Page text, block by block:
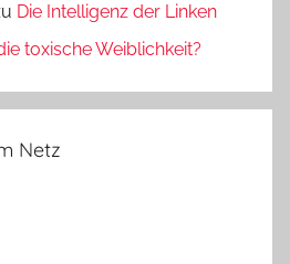
Die Intelligenz der Linken
toxische Weiblichkeit?
Netz